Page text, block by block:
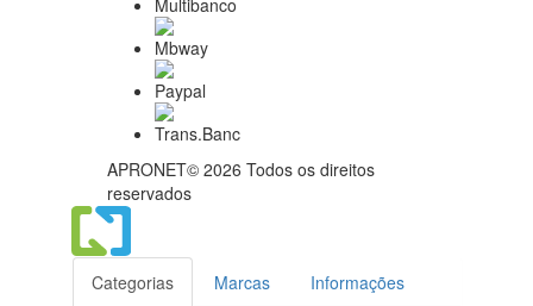
APRONET© 2026 Todos os direitos
reservados
Categorias Marcas
Informações